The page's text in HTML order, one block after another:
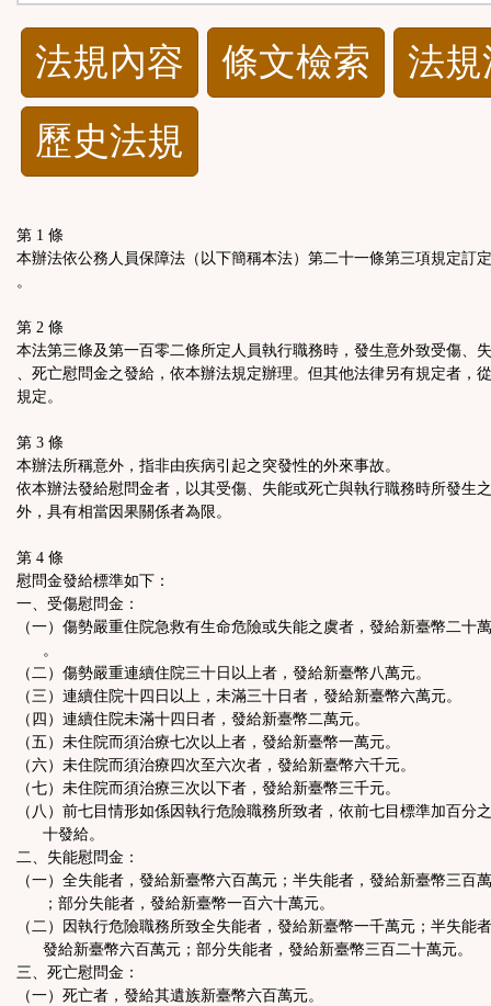
法
規
功
按
鈕
區
法規內容 條文檢索
法
歷史法規
第 1 條
本辦法依公務人員保障法（以下簡稱本法）第二十一條第三項規定訂
。
第 2 條
本法第三條及第一百零二條所定人員執行職務時，發生意外致受傷、
、死亡慰問金之發給，依本辦法規定辦理。但其他法律另有規定者，
規定。
第 3 條
本辦法所稱意外，指非由疾病引起之突發性的外來事故。
依本辦法發給慰問金者，以其受傷、失能或死亡與執行職務時所發生
外，具有相當因果關係者為限。
第 4 條
慰問金發給標準如下：
一、受傷慰問金：
（一）傷勢嚴重住院急救有生命危險或失能之虞者，發給新臺幣二十
。
（二）傷勢嚴重連續住院三十日以上者，發給新臺幣八萬元。
（三）連續住院十四日以上，未滿三十日者，發給新臺幣六萬元。
（四）連續住院未滿十四日者，發給新臺幣二萬元。
（五）未住院而須治療七次以上者，發給新臺幣一萬元。
（六）未住院而須治療四次至六次者，發給新臺幣六千元。
（七）未住院而須治療三次以下者，發給新臺幣三千元。
（八）前七目情形如係因執行危險職務所致者，依前七目標準加百分
十發給。
二、失能慰問金：
（一）全失能者，發給新臺幣六百萬元；半失能者，發給新臺幣三百
；部分失能者，發給新臺幣一百六十萬元。
（二）因執行危險職務所致全失能者，發給新臺幣一千萬元；半失能
發給新臺幣六百萬元；部分失能者，發給新臺幣三百二十萬元。
三、死亡慰問金：
（一）死亡者，發給其遺族新臺幣六百萬元。